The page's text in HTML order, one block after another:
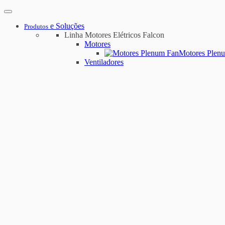
Produtos e Soluções
Linha Motores Elétricos Falcon
Motores
Motores
Ventiladores